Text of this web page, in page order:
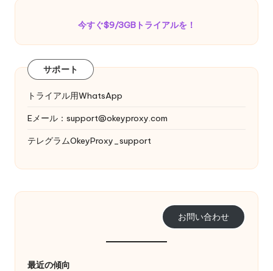
今すぐ$9/3GBトライアルを！
サポート
トライアル用WhatsApp
Eメール： support@okeyproxy.com
テレグラムOkeyProxy_support
お問い合わせ
最近の傾向